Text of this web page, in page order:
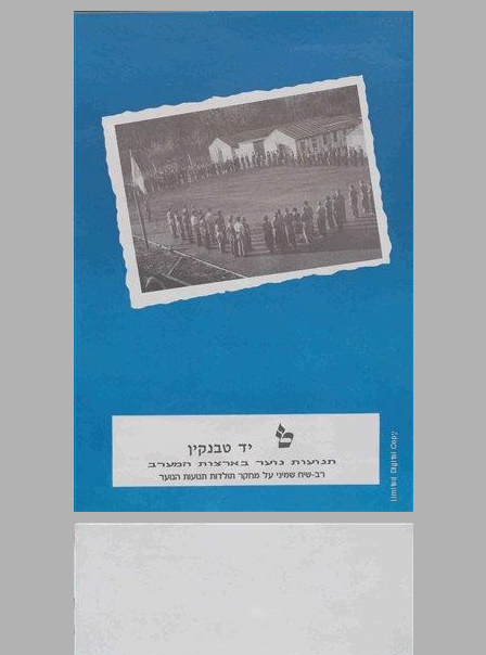
רב שיח שמיני על מחקר תולדות תנועות הנוער: תנועות נוער בארצות המערב ... 0